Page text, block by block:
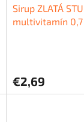
Sirup ZLATÁ
multivitamín 0,7
€2,69